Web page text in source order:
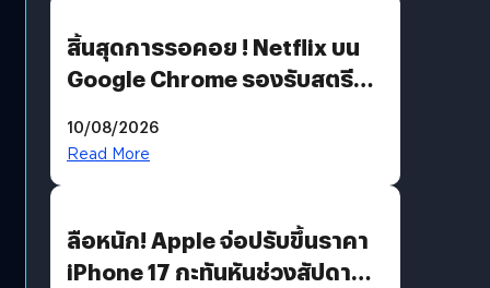
สิ้นสุดการรอคอย ! Netflix บน
Google Chrome รองรับสตรีม
เงื่อนไขที่กำหนด
10/08/2026
Read More
ลือหนัก! Apple จ่อปรับขึ้นราคา
iPhone 17 กะทันหันช่วงสัปดาห์ที่